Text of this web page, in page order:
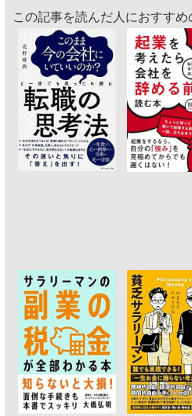
この記事を読んだ人におすすめ